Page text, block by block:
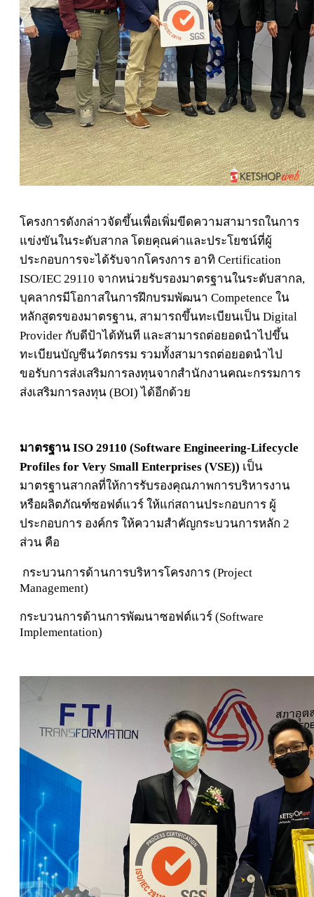
โครงการดังกล่าวจัดขึ้นเพื่อเพิ่มขีดความสามารถในการ
แข่งขันในระดับสากล โดยคุณค่าและประโยชน์ที่ผู้
ประกอบการจะได้รับจากโครงการ อาทิ Certification
ISO/IEC 29110 จากหน่วยรับรองมาตรฐานในระดับสากล,
บุคลากรมีโอกาสในการฝึกบรมพัฒนา Competence ใน
หลักสูตรของมาตรฐาน, สามารถขึ้นทะเบียนเป็น Digital
Provider กับดีป้าได้ทันที และสามารถต่อยอดนำไปขึ้น
ทะเบียนบัญชีนวัตกรรม รวมทั้งสามารถต่อยอดนำไป
ขอรับการส่งเสริมการลงทุนจากสำนักงานคณะกรรมการ
ส่งเสริมการลงทุน (BOI) ได้อีกด้วย
มาตรฐาน ISO 29110 (Software Engineering-Lifecycle
Profiles for Very Small Enterprises (VSE)) เป็น
มาตรฐานสากลที่ให้การรับรองคุณภาพการบริหารงาน
หรือผลิตภัณฑ์ซอฟต์แวร์ ให้แก่สถานประกอบการ ผู้
ประกอบการ องค์กร ให้ความสำคัญกระบวนการหลัก 2
ส่วน คือ
กระบวนการด้านการบริหารโครงการ (Project
Management)
กระบวนการด้านการพัฒนาซอฟต์แวร์ (Software
Implementation)